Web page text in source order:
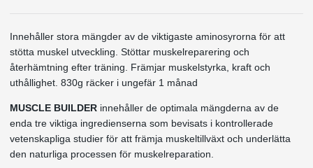
Innehåller stora mängder av de viktigaste aminosyrorna för att
stötta muskel utveckling. Stöttar muskelreparering och
återhämtning efter träning. Främjar muskelstyrka, kraft och
uthållighet. 830g räcker i ungefär 1 månad
MUSCLE BUILDER innehåller de optimala mängderna av de
enda tre viktiga ingredienserna som bevisats i kontrollerade
vetenskapliga studier för att främja muskeltillväxt och underlätta
den naturliga processen för muskelreparation.